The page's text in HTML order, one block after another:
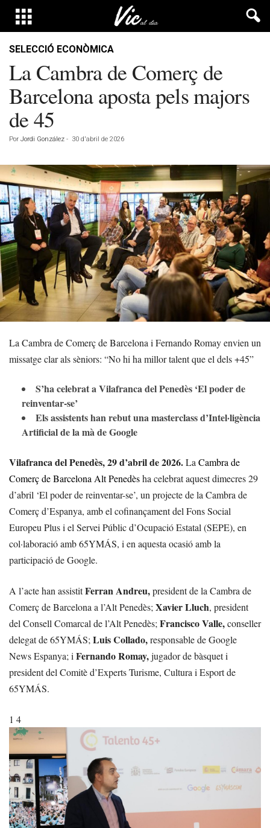
SELECCIÓ ECONÒMICA
La Cambra de Comerç de
Barcelona aposta pels majors
de 45
Por Jordi González - 30 d'abril de 2026
La Cambra de Comerç de Barcelona i Fernando Romay envien un
missatge clar als sèniors: “No hi ha millor talent que el dels +45”
S’ha celebrat a Vilafranca del Penedès ‘El poder de
reinventar-se’
Els assistents han rebut una masterclass d’Intel·ligència
Artificial de la mà de Google
Vilafranca del Penedès, 29 d’abril de 2026.LaCambrade
Comerç de Barcelona Alt Penedèsha celebrat aquest dimecres 29
d’abril ‘El poder de reinventar-se’, un projecte de la Cambra de
Comerç d’Espanya, amb el cofinançament del Fons Social
Europeu Plus i el Servei Públic d’Ocupació Estatal (SEPE), en
col·laboració amb 65YMÁS, i en aquesta ocasió amb la
participació de Google.
A l’acte han assistitFerran Andreu,president de la Cambra de
Comerç de Barcelona a l’Alt Penedès;Xavier Lluch, president
del Consell Comarcal de l’Alt Penedès;Francisco Valle,conseller
delegat de 65YMÁS;Luis Collado,responsable de Google
News Espanya; iFernando Romay,jugador de bàsquet i
president del Comitè d’Experts Turisme, Cultura i Esport de
65YMÁS.
1 4